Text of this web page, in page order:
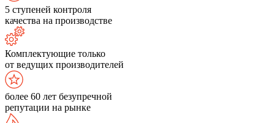
5 ступеней контроля
качества на производстве
Комплектующие только
от ведущих производителей
более 60 лет безупречной
репутации на рынке